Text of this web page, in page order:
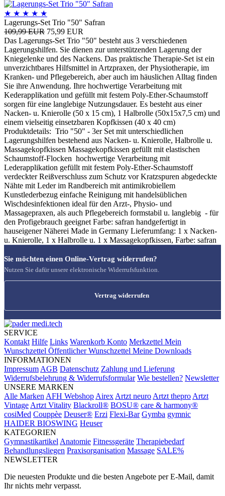
★ ★ ★ ★ ★
Lagerungs-Set Trio "50" Safran
109,99 EUR 75,99 EUR
Das Lagerungs-Set Trio "50" besteht aus 3 verschiedenen
Lagerungshilfen. Sie dienen zur unterstützenden Lagerung der
Kniegelenke und des Nackens. Das praktische Therapie-Set ist ein
unverzichtbares Hilfsmittel in Artzpraxen, der Physiotherapie, im
Kranken- und Pflegebereich, aber auch im häuslichen Alltag finden
Sie ihre Anwendung. Ihre hochwertige Verarbeitung mit
Kederapplikation und gefüllt mit festem Poly-Ether-Schaumstoff
sorgen für eine langlebige Nutzungsdauer. Es besteht aus einer
Nacken- u. Knierolle (50 x 15 cm), 1 Halbrolle (50x15x7,5 cm) und
einem vielseitig einsetzbaren Kopfkissen (40 x 40 cm)
Produktdetails: Trio "50" - 3er Set mit unterschiedlichen
Lagerungshilfen bestehend aus Nacken- u. Knierolle, Halbrolle u.
Massagekopfkissen Massagekopfkissen gefüllt mit elastischen
Schaumstoff-Flocken hochwertige Verarbeitung mit
Lederapplikation gefüllt mit festem Poly-Ether-Schaumstoff
verdeckter Reißverschluss zum Schutz vor Kratzspuren abgedeckte
Nähte mit Leder im Randbereich mit antimikrobiellem
Kunstlederbezug einfache Reinigung mit handelsüblichen
Wischdesinfektionen ideal für den Arzt-, Physio- und
Massagepraxen, als auch Pflegebereich formstabil u. langlebig - für
den Profigebrauch geeignet Farbe: safran handgefertigt in
hauseigener Näherei Made in Germany Lieferumfang: 1 x Nacken-
u. Knierolle, 1 x Halbrolle u. 1 x Massagekopfkissen, Farbe: safran
Sie möchten einen Online-Vertrag widerrufen?
Nutzen Sie dafür unsere elektronische Widerrufsfunktion.
Vertrag widerrufen
SERVICE
Kontakt Hilfe Links Warenkorb Konto Merkzettel Mein
Wunschzettel Öffentlicher Wunschzettel Meine Downloads
INFORMATIONEN
Impressum AGB Datenschutz Zahlung und Lieferung
Widerrufsbelehrung & Widerrufsformular Wie bestellen? Newsletter
UNSERE MARKEN
Alle Marken AFH Webshop Airex Artzt neuro Artzt thepro Artzt
Vintage Artzt Vitality Blackroll® BOSU® care & harmony®
cosiMed Couppèe Deuser® Erzi Flexi-Bar Gymba gymnic
HAIDER BIOSWING Heuser
KATEGORIEN
Gymnastikartikel Anatomie Fitnessgeräte Therapiebedarf
Behandlungsliegen Praxisorganisation Massage SALE%
NEWSLETTER
Die neuesten Produkte und die besten Angebote per E-Mail, damit
Ihr nichts mehr verpasst.